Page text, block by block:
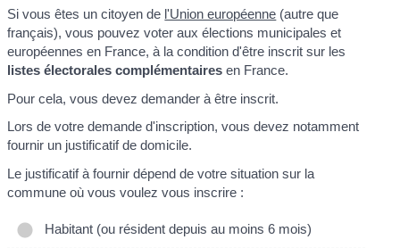
Si vous êtes un citoyen de l'Union européenne (autre que
français), vous pouvez voter aux élections municipales et
européennes en France, à la condition d'être inscrit sur les
listes électorales complémentaires en France.
Pour cela, vous devez demander à être inscrit.
Lors de votre demande d'inscription, vous devez notamment
fournir un justificatif de domicile.
Le justificatif à fournir dépend de votre situation sur la
commune où vous voulez vous inscrire :
Habitant (ou résident depuis au moins 6 mois)